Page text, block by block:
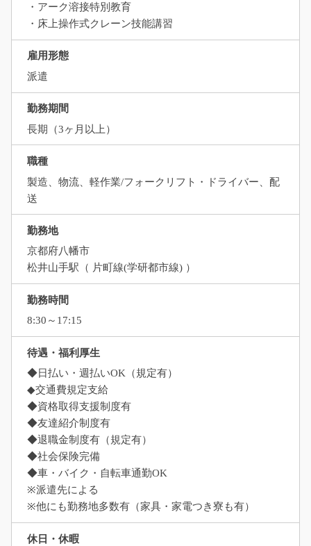
・アーク溶接特別教育
・床上操作式クレーン技能講習
雇用形態
派遣
勤務期間
長期（3ヶ月以上）
職種
製造、物流、軽作業/フォークリフト・ドライバー、配
送
勤務地
京都府八幡市
松井山手駅（ 片町線(学研都市線) ）
勤務時間
8:30～17:15
待遇・福利厚生
◆日払い・週払いOK（規定有）
◆交通費規定支給
◆資格取得支援制度有
◆友達紹介制度有
◆退職金制度有（規定有）
◆社会保険完備
◆車・バイク・自転車通勤OK
※派遣先による
※他にも勤務地多数有（家具・家電つき寮も有）
休日・休暇